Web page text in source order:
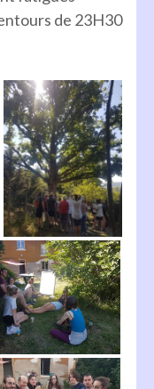
de 23H30